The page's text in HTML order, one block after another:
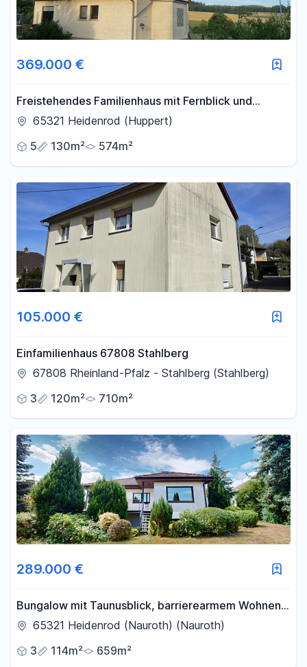
369.000 €
Freistehendes Familienhaus mit Fernblick und
großem Garten.
65321 Heidenrod (Huppert)
5
130m² 574m²
105.000 €
Einfamilienhaus 67808 Stahlberg
67808 Rheinland-Pfalz - Stahlberg (Stahlberg)
3
120m² 710m²
289.000 €
Bungalow mit Taunusblick, barrierearmem Wohnen
und vielseitig nutzbarem Untergeschoss
65321 Heidenrod (Nauroth) (Nauroth)
3
114m² 659m²